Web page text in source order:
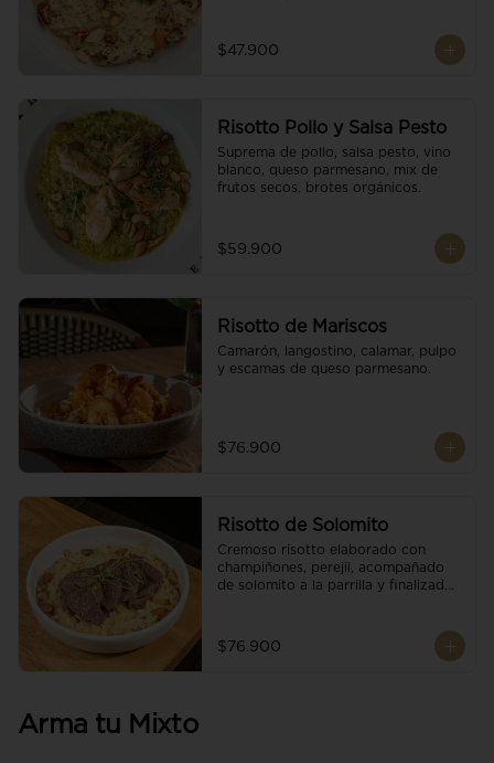
$47.900
Risotto Pollo y Salsa Pesto
Suprema de pollo, salsa pesto, vino
blanco, queso parmesano, mix de
frutos secos, brotes orgánicos.
$59.900
Risotto de Mariscos
Camarón, langostino, calamar, pulpo
y escamas de queso parmesano.
$76.900
Risotto de Solomito
Cremoso risotto elaborado con
champiñones, perejil, acompañado
de solomito a la parrilla y finalizado
$76.900
Arma tu Mixto